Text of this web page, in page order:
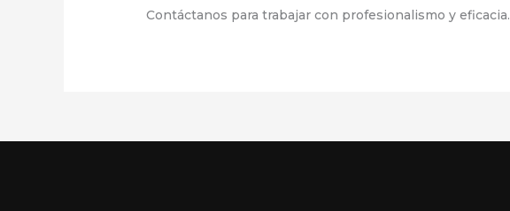
Contáctanos para trabajar con profesionalismo y eficacia.